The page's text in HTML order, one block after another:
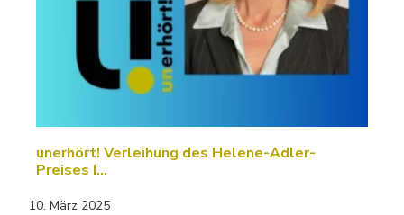
unerhört! Verleihung des Helene-Adler-
Preises I…
10. März 2025